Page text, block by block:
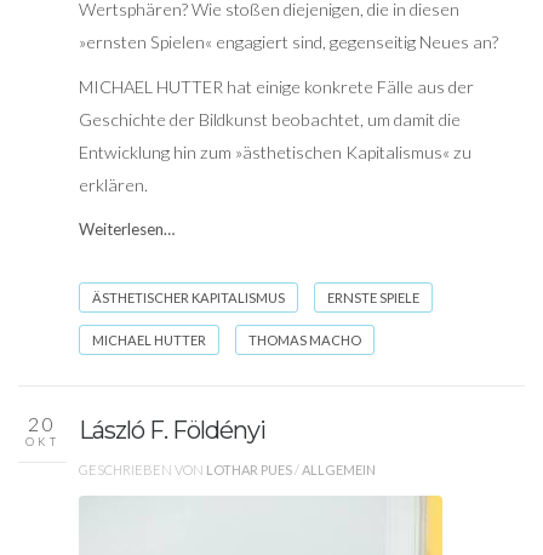
Wertsphären? Wie stoßen diejenigen, die in diesen
»ernsten Spielen« engagiert sind, gegenseitig Neues an?
MICHAEL HUTTER hat einige konkrete Fälle aus der
Geschichte der Bildkunst beobachtet, um damit die
Entwicklung hin zum »ästhetischen Kapitalismus« zu
erklären.
Weiterlesen…
ÄSTHETISCHER KAPITALISMUS ERNSTE SPIELE
MICHAEL HUTTER THOMAS MACHO
20
OKT László F. Földényi
GESCHRIEBEN VON LOTHAR PUES/ALLGEMEIN